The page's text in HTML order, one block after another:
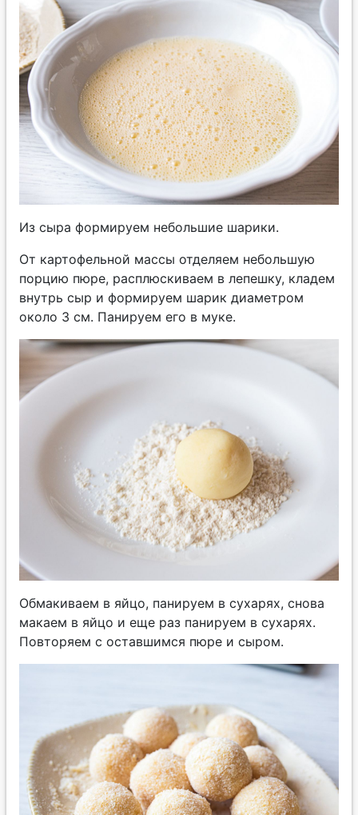
Из сыра формируем небольшие шарики.
От картофельной массы отделяем небольшую
порцию пюре, расплюскиваем в лепешку, кладем
внутрь сыр и формируем шарик диаметром
около 3 см. Панируем его в муке.
Обмакиваем в яйцо, панируем в сухарях, снова
макаем в яйцо и еще раз панируем в сухарях.
Повторяем с оставшимся пюре и сыром.